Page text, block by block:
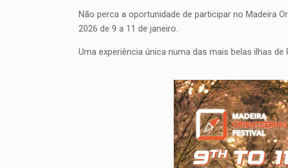
Não perca a oportunidade de participar no Madeira
2026 de 9 a 11 de janeiro.
Uma experiência única numa das mais belas ilhas de